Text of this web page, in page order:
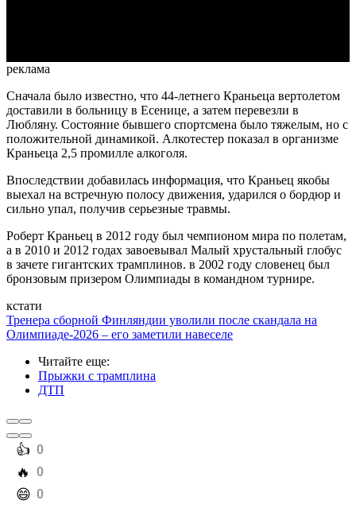
реклама
Сначала было известно, что 44-летнего Краньеца вертолетом
доставили в больницу в Есенице, а затем перевезли в
Любляну. Состояние бывшего спортсмена было тяжелым, но с
положительной динамикой. Алкотестер показал в организме
Краньеца 2,5 промилле алкоголя.
Впоследствии добавилась информация, что Краньец якобы
выехал на встречную полосу движения, ударился о бордюр и
сильно упал, получив серьезные травмы.
Роберт Краньец в 2012 году был чемпионом мира по полетам,
а в 2010 и 2012 годах завоевывал Малый хрустальный глобус
в зачете гигантских трамплинов. в 2002 году словенец был
бронзовым призером Олимпиады в командном турнире.
кстати
Тренера сборной Финляндии уволили после скандала на
Олимпиаде-2026 – его заметили навеселе
Читайте еще:
Прыжки с трамплина
ДТП
️👍 0
️🔥 0
️😄 0